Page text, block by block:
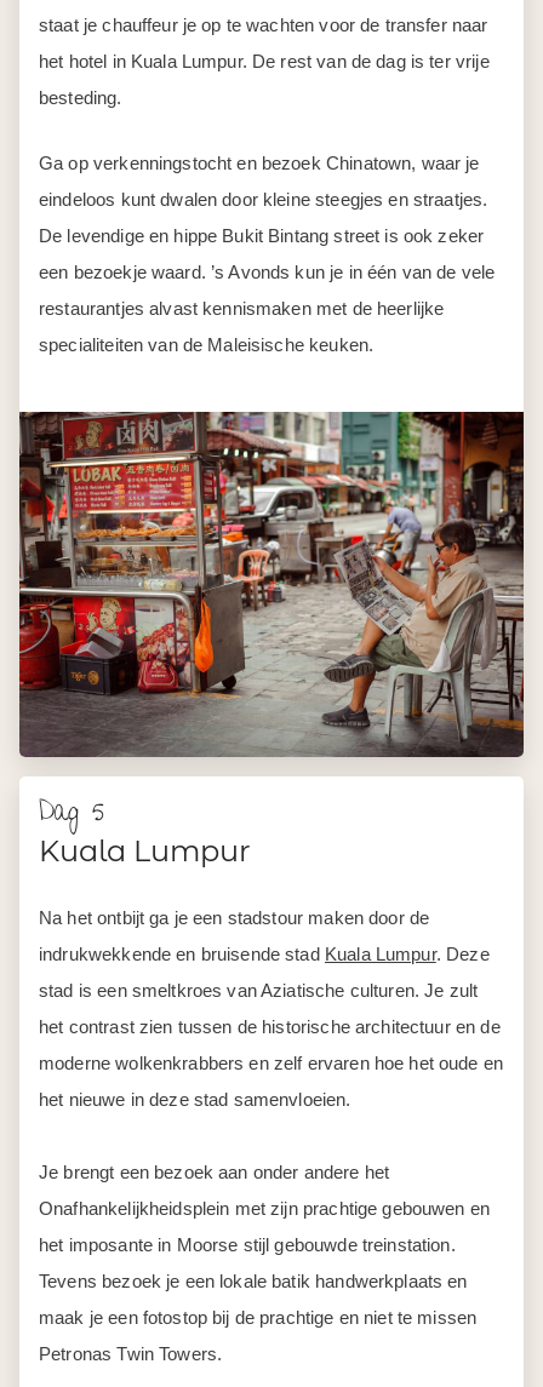
staat je chauffeur je op te wachten voor de transfer naar
het hotel in Kuala Lumpur. De rest van de dag is ter vrije
besteding.
Ga op verkenningstocht en bezoek Chinatown, waar je
eindeloos kunt dwalen door kleine steegjes en straatjes.
De levendige en hippe Bukit Bintang street is ook zeker
een bezoekje waard. ’s Avonds kun je in één van de vele
restaurantjes alvast kennismaken met de heerlijke
specialiteiten van de Maleisische keuken.
Dag 5
Kuala Lumpur
Na het ontbijt ga je een stadstour maken door de
indrukwekkende en bruisende stad Kuala Lumpur. Deze
stad is een smeltkroes van Aziatische culturen. Je zult
het contrast zien tussen de historische architectuur en de
moderne wolkenkrabbers en zelf ervaren hoe het oude en
het nieuwe in deze stad samenvloeien.
Je brengt een bezoek aan onder andere het
Onafhankelijkheidsplein met zijn prachtige gebouwen en
het imposante in Moorse stijl gebouwde treinstation.
Tevens bezoek je een lokale batik handwerkplaats en
maak je een fotostop bij de prachtige en niet te missen
Petronas Twin Towers.